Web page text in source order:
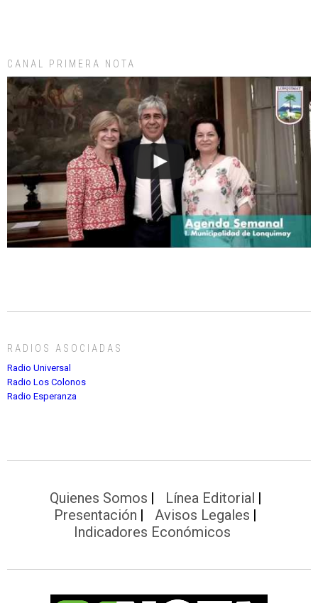
CANAL PRIMERA NOTA
RADIOS ASOCIADAS
Radio Universal
Radio Los Colonos
Radio Esperanza
Quienes Somos
Línea Editorial
Presentación
Avisos Legales
Indicadores Económicos